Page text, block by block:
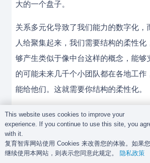
大的一个盘子。
关系多元化导致了我们能力的数字化，
人给聚集起来，我们需要结构的柔性化
够产生类似于像中台这样的概念，能够
的可能未来几千个小团队都在各地工作
能给他们。这就需要你结构的柔性化。
以后绩效的管理是极端的颗粒化的，我
楚每个员工在干些什么，他现在正在哪
在讲什么话，他在做什么客户销售，这
果按照刚刚小川跟我们分享的语音、语
This website uses cookies to improve your
experience. If you continue to use this site, you
with it.
复育智库网站使用 Cookies 来改善您的体验。如果您
继续使用本网站，则表示您同意此规定。 隐私政策